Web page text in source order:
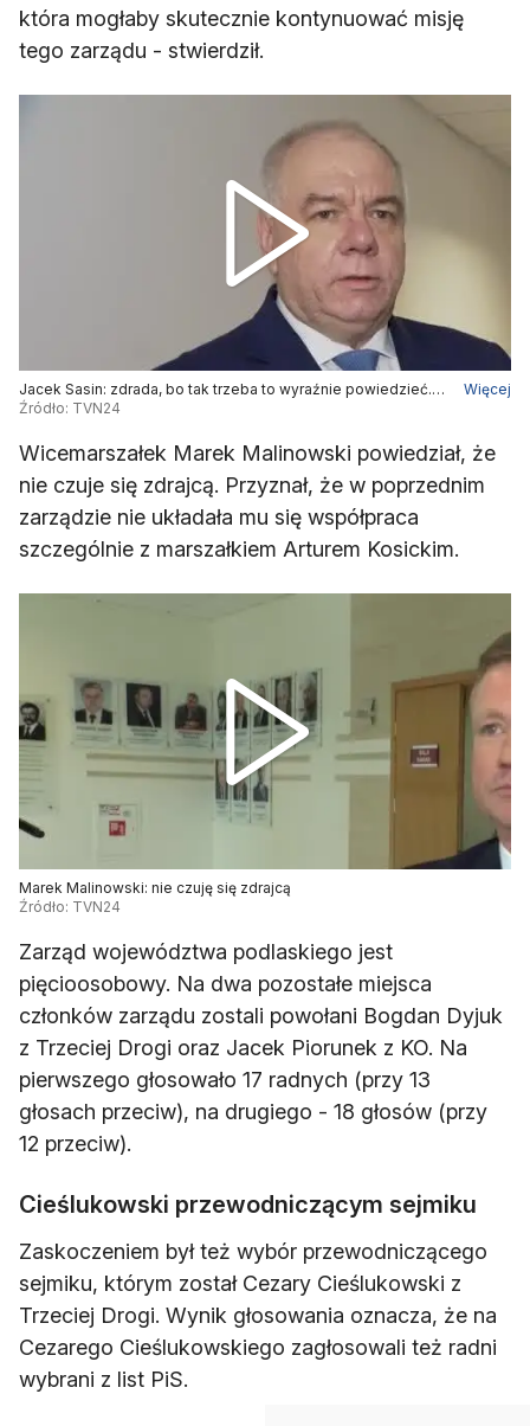
która mogłaby skutecznie kontynuować misję
tego zarządu - stwierdził.
Jacek Sasin: zdrada, bo tak trzeba to wyraźnie powiedzieć.
Wola wyborców została podeptana
Więcej
Źródło: TVN24
Wicemarszałek Marek Malinowski powiedział, że
nie czuje się zdrajcą. Przyznał, że w poprzednim
zarządzie nie układała mu się współpraca
szczególnie z marszałkiem Arturem Kosickim.
Marek Malinowski: nie czuję się zdrajcą
Źródło: TVN24
Zarząd województwa podlaskiego jest
pięcioosobowy. Na dwa pozostałe miejsca
członków zarządu zostali powołani Bogdan Dyjuk
z Trzeciej Drogi oraz Jacek Piorunek z KO. Na
pierwszego głosowało 17 radnych (przy 13
głosach przeciw), na drugiego - 18 głosów (przy
12 przeciw).
Cieślukowski przewodniczącym sejmiku
Zaskoczeniem był też wybór przewodniczącego
sejmiku, którym został Cezary Cieślukowski z
Trzeciej Drogi. Wynik głosowania oznacza, że na
Cezarego Cieślukowskiego zagłosowali też radni
wybrani z list PiS.